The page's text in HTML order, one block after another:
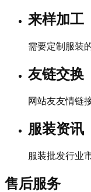
来样加工
需要定制服装
友链交换
网站友友情链
服装资讯
服装批发行业
售后服务